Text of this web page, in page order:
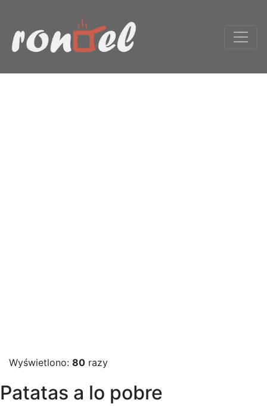
Wyświetlono: 80 razy
Patatas a lo pobre